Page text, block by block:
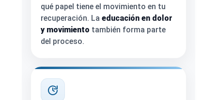
qué papel tiene el movimiento en tu
recuperación. La educación en dolor
y movimiento también forma parte
del proceso.